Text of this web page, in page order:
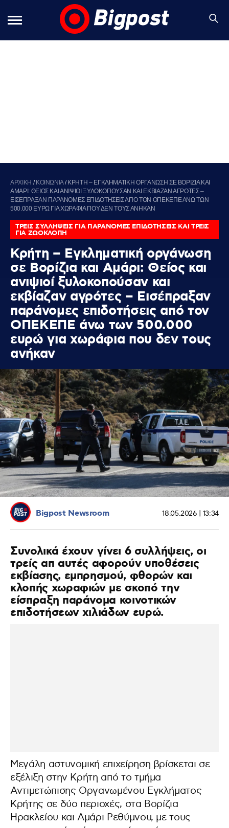
ΑΡΧΙΚΗ / ΚΟΙΝΩΝΙΑ/ ΚΡΗΤΗ – ΕΓΚΛΗΜΑΤΙΚΗ ΟΡΓΑΝΩΣΗ ΣΕ ΒΟΡΙΖΙΑ ΚΑΙ
ΑΜΑΡΙ: ΘΕΙΟΣ ΚΑΙ ΑΝΙΨΙΟΙ ΞΥΛΟΚΟΠΟΥΣΑΝ ΚΑΙ ΕΚΒΙΑΖΑΝ ΑΓΡΟΤΕΣ –
ΕΙΣΕΠΡΑΞΑΝ ΠΑΡΑΝΟΜΕΣ ΕΠΙΔΟΤΗΣΕΙΣ ΑΠΟ ΤΟΝ ΟΠΕΚΕΠΕ ΑΝΩ ΤΩΝ
500.000 ΕΥΡΩ ΓΙΑ ΧΩΡΑΦΙΑ ΠΟΥ ΔΕΝ ΤΟΥΣ ΑΝΗΚΑΝ
ΤΡΕΙΣ ΣΥΛΛΗΨΕΙΣ ΓΙΑ ΠΑΡΑΝΟΜΕΣ ΕΠΙΔΟΤΗΣΕΙΣ ΚΑΙ ΤΡΕΙΣ
ΓΙΑ ΖΩΟΚΛΟΠΗ
Κρήτη – Εγκληματική οργάνωση
σε Βορίζια και Αμάρι: Θείος και
ανιψιοί ξυλοκοπούσαν και
εκβίαζαν αγρότες – Εισέπραξαν
παράνομες επιδοτήσεις από τον
ΟΠΕΚΕΠΕ άνω των 500.000
ευρώ για χωράφια που δεν τους
ανήκαν
Bigpost Newsroom 18.05.2026 | 13:34
Συνολικά έχουν γίνει 6 συλλήψεις, οι
τρείς απ αυτές αφορούν υποθέσεις
εκβίασης, εμπρησμού, φθορών και
κλοπής χωραφιών με σκοπό την
είσπραξη παράνομα κοινοτικών
επιδοτήσεων χιλιάδων ευρώ.
Μεγάλη αστυνομική επιχείρηση βρίσκεται σε
εξέλιξη στην Κρήτη από το τμήμα
Αντιμετώπισης Οργανωμένου Εγκλήματος
Κρήτης σε δύο περιοχές, στα Βορίζια
Ηρακλείου και Αμάρι Ρεθύμνου, με τους